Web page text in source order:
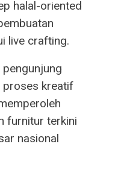
halal-oriented
live crafting.
proses kreatif
furnitur terkini
nasional